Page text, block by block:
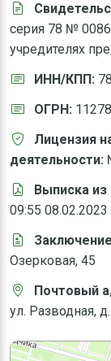
серия 78 №
учредителях
ИНН/КПП:
ОГРН:
Лицензия
деятельности:
Выписка из
09:55 08.02.2023
Озерковая, 45
Почтовый
ул. Разводная,